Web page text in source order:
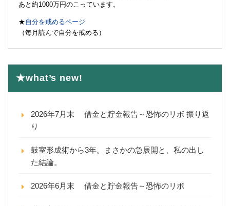
あと約1000万円のこっています。
★自分を戒めるページ
（毎月読んで自分を戒める）
★what’s new!
2026年7月末 借金と貯金報告～恐怖のリボ 振り返
り
鼓室形成術から3年。まさかの急展開と、私の出し
た結論。
2026年6月末 借金と貯金報告～恐怖のリボ